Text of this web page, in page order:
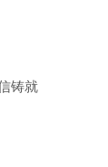
铸就